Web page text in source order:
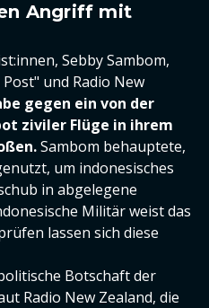
Angriff mit
Sebby Sambom,
und Radio New
gegen ein von der
ziviler Flüge in ihrem
Sambom behauptete,
um indonesisches
in abgelegene
Militär weist das
lassen sich diese
Botschaft der
Radio New Zealand, die